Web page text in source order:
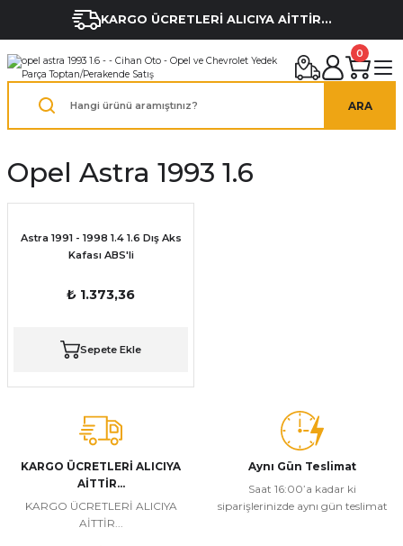
KARGO ÜCRETLERİ ALICIYA AİTTİR...
ARA
0
Opel Astra 1993 1.6
Astra 1991 - 1998 1.4 1.6 Dış Aks
Kafası ABS'li
₺ 1.373,36
Sepete Ekle
KARGO ÜCRETLERİ ALICIYA
AİTTİR...
KARGO ÜCRETLERİ ALICIYA
AİTTİR...
Aynı Gün Teslimat
Saat 16:00’a kadar ki
siparişlerinizde aynı gün teslimat